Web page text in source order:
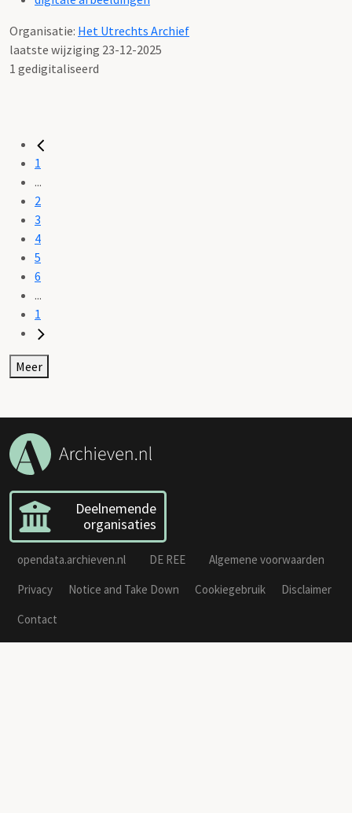
Organisatie: Het Utrechts Archief
laatste wijziging 23-12-2025
1 gedigitaliseerd
1
...
2
3
4
5
6
...
1
Meer
Deelnemende
organisaties
opendata.archieven.nl DE REE
Algemene voorwaarden
Privacy
Notice and Take Down Cookiegebruik
Disclaimer
Contact